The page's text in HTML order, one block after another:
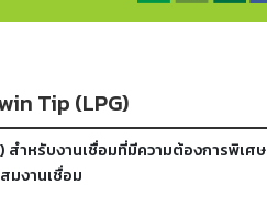
Tip (LPG)
สำหรับงานเชื่อมที่มีความต้องการพิเศษ
มงานเชื่อม